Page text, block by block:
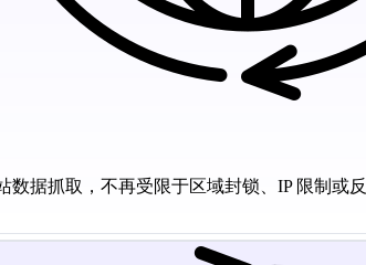
据抓取，不再受限于区域封锁、IP 限制